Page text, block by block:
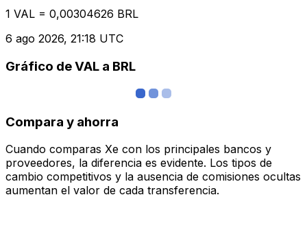
1 VAL = 0,00304626 BRL
6 ago 2026, 21:18 UTC
Gráfico de VAL a BRL
Compara y ahorra
Cuando comparas Xe con los principales bancos y
proveedores, la diferencia es evidente. Los tipos de
cambio competitivos y la ausencia de comisiones ocultas
aumentan el valor de cada transferencia.